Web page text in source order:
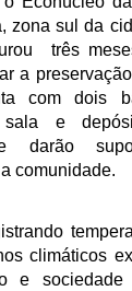
zona sul da
três
a
com dois
sala e
darão
comunidade.
climáticos
e sociedade